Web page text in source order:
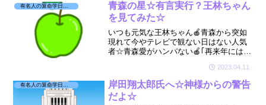
有名人の算命学日記☆
青森の星☆有言実行？王林ちゃん
を見てみた☆
いつも元気な王林ちゃん🍎青森から突如
現れて今やテレビで観ない日はない人気
者☆青森愛がハンパない🍎｢再来年には結
当に実現しそう😲そんな王林ちゃんの星
を見てみました☆
2023.04.11
岸田翔太郎氏へ☆神様からの警告
だよ☆